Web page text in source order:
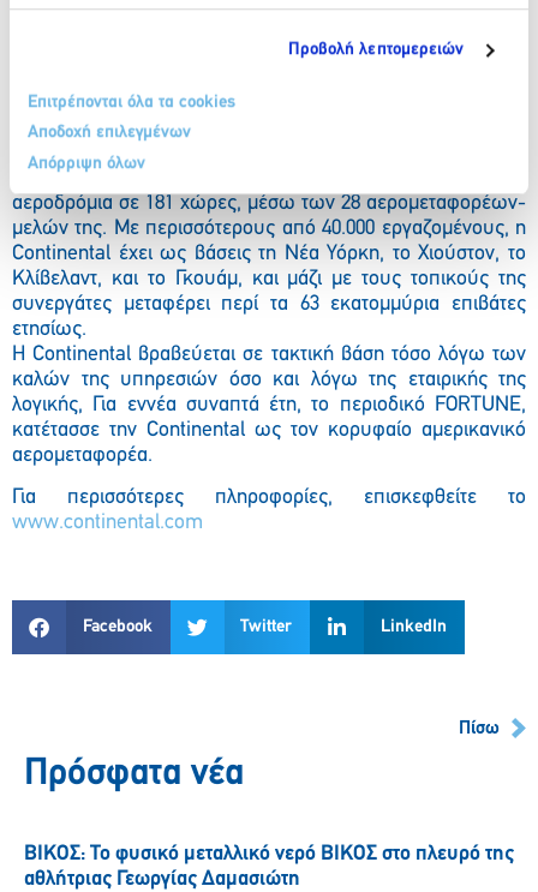
Προβολή λεπτομερειών
Επιτρέπονται όλα τα cookies
Αποδοχή επιλεγμένων
Απόρριψη όλων
Express και την Continental Connection, πραγματοποιούν
Ευρώπη και Ασία, εξυπηρετώντας 132 εσωτερικούς και 137
διεθνείς προορισμούς. Η Continental Airlines είναι μέλος
της Star Alliance, η οποία πραγματοποιεί στο σύνολό της
περισσότερες από 21.200 πτήσεις την μέρα, προς 1.172
αεροδρόμια σε 181 χώρες, μέσω των 28 αερομεταφορέων-
μελών της. Με περισσότερους από 40.000 εργαζομένους, η
Continental έχει ως βάσεις τη Νέα Υόρκη, το Χιούστον, το
Κλίβελαντ, και το Γκουάμ, και μάζι με τους τοπικούς της
συνεργάτες μεταφέρει περί τα 63 εκατομμύρια επιβάτες
ετησίως.
Η Continental βραβεύεται σε τακτική βάση τόσο λόγω των
καλών της υπηρεσιών όσο και λόγω της εταιρικής της
λογικής, Για εννέα συναπτά έτη, το περιοδικό FORTUNE,
κατέτασσε την Continental ως τον κορυφαίο αμερικανικό
αερομεταφορέα.
Για περισσότερες πληροφορίες, επισκεφθείτε το
www.continental.com
Facebook Twitter LinkedIn
Πίσω
Πρόσφατα νέα
ΒΙΚΟΣ: Το φυσικό μεταλλικό νερό ΒΙΚΟΣ στο πλευρό της
αθλήτριας Γεωργίας Δαμασιώτη